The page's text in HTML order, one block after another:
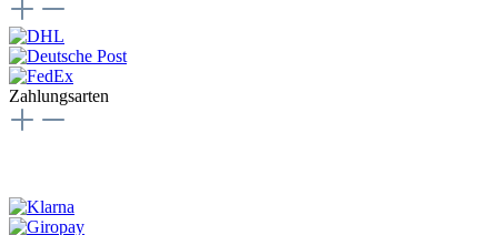
Zahlungsarten